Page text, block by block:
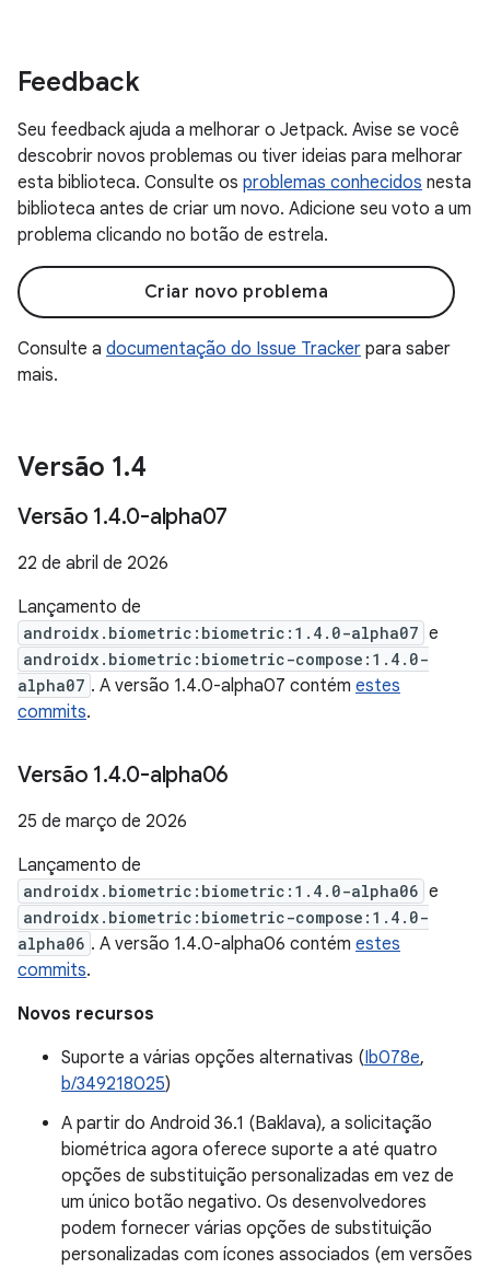
Feedback
Seu feedback ajuda a melhorar o Jetpack. Avise se você
descobrir novos problemas ou tiver ideias para melhorar
esta biblioteca. Consulte os problemas conhecidos nesta
biblioteca antes de criar um novo. Adicione seu voto a um
problema clicando no botão de estrela.
Criar novo problema
Consulte a documentação do Issue Tracker para saber
mais.
Versão 1.4
Versão 1.4.0-alpha07
22 de abril de 2026
Lançamento de
androidx.biometric:biometric:1.4.0-alpha07 e
androidx.biometric:biometric-compose:1.4.0-
alpha07 . A versão 1.4.0-alpha07 contém estes
commits.
Versão 1.4.0-alpha06
25 de março de 2026
Lançamento de
androidx.biometric:biometric:1.4.0-alpha06 e
androidx.biometric:biometric-compose:1.4.0-
alpha06 . A versão 1.4.0-alpha06 contém estes
commits.
Novos recursos
Suporte a várias opções alternativas (Ib078e,
b/349218025)
A partir do Android 36.1 (Baklava), a solicitação
biométrica agora oferece suporte a até quatro
opções de substituição personalizadas em vez de
um único botão negativo. Os desenvolvedores
podem fornecer várias opções de substituição
personalizadas com ícones associados (em versões